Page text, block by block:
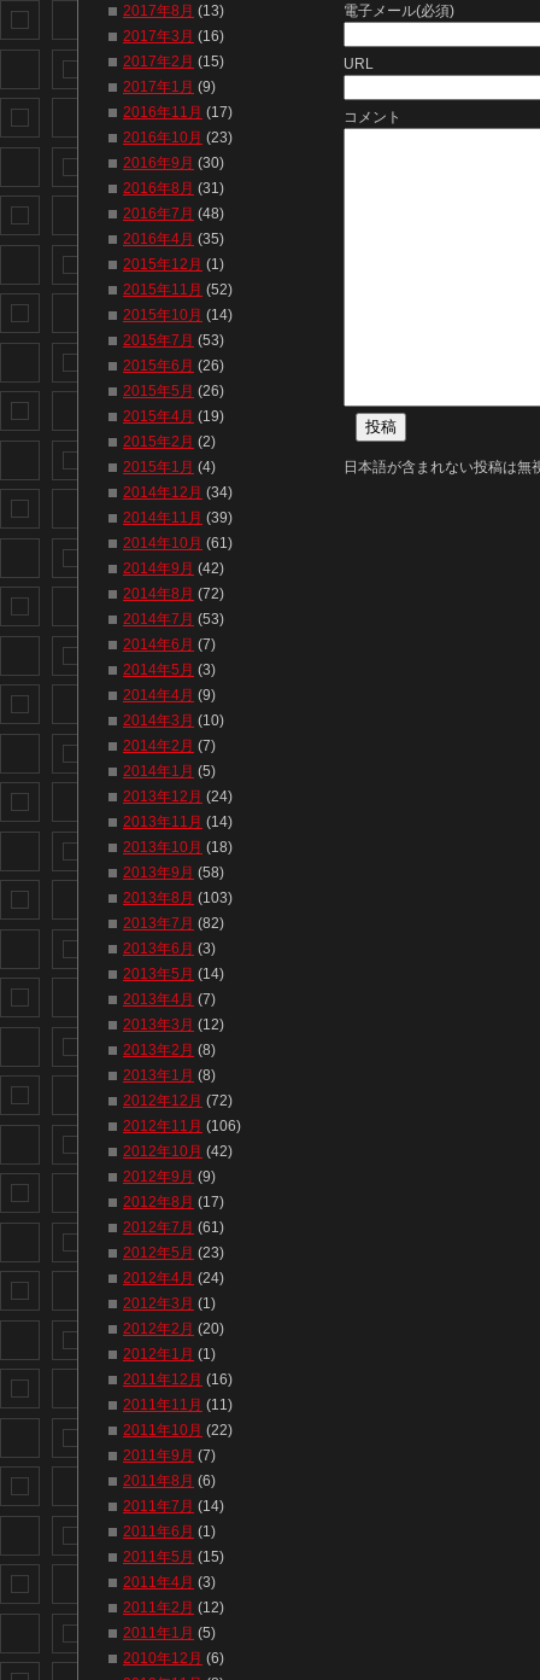
電子メール(必須)
URL
コメント
日本語が含まれない投稿は無
2017年8月 (13)
2017年3月 (16)
2017年2月 (15)
2017年1月 (9)
2016年11月 (17)
2016年10月 (23)
2016年9月 (30)
2016年8月 (31)
2016年7月 (48)
2016年4月 (35)
2015年12月 (1)
2015年11月 (52)
2015年10月 (14)
2015年7月 (53)
2015年6月 (26)
2015年5月 (26)
2015年4月 (19)
2015年2月 (2)
2015年1月 (4)
2014年12月 (34)
2014年11月 (39)
2014年10月 (61)
2014年9月 (42)
2014年8月 (72)
2014年7月 (53)
2014年6月 (7)
2014年5月 (3)
2014年4月 (9)
2014年3月 (10)
2014年2月 (7)
2014年1月 (5)
2013年12月 (24)
2013年11月 (14)
2013年10月 (18)
2013年9月 (58)
2013年8月 (103)
2013年7月 (82)
2013年6月 (3)
2013年5月 (14)
2013年4月 (7)
2013年3月 (12)
2013年2月 (8)
2013年1月 (8)
2012年12月 (72)
2012年11月 (106)
2012年10月 (42)
2012年9月 (9)
2012年8月 (17)
2012年7月 (61)
2012年5月 (23)
2012年4月 (24)
2012年3月 (1)
2012年2月 (20)
2012年1月 (1)
2011年12月 (16)
2011年11月 (11)
2011年10月 (22)
2011年9月 (7)
2011年8月 (6)
2011年7月 (14)
2011年6月 (1)
2011年5月 (15)
2011年4月 (3)
2011年2月 (12)
2011年1月 (5)
2010年12月 (6)